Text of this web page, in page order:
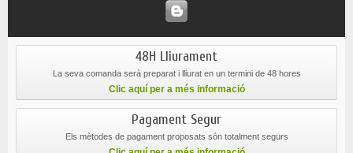
48H Lliurament
La seva comanda serà preparat i lliurat en un termini de 48 hores
Clic aquí per a més informació
Pagament Segur
Els mètodes de pagament proposats són totalment segurs